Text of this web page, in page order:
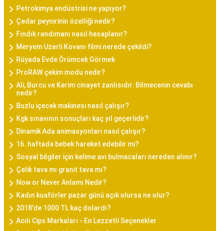
Petrokimya endüstrisi ne yapıyor?
Çedar peynirinin özelliği nedir?
Fındık randımanı nasıl hesaplanır?
Meryem Uzerli Kovanı filmi nerede çekildi?
Rüyada Evde Örümcek Görmek
ProRAW çekim modu nedir?
Ali, Burcu ve Kerim cinayet zanlısıdır. Bilmecenin cevabı
nedir?
Buzlu içecek makinesi nasıl çalışır?
Kgk sınavının sonuçları kaç yıl geçerlidir?
Dinamik Ada animasyonları nasıl çalışır?
16. haftada bebek hareket edebilir mi?
Sosyal bilgiler için kelime avı bulmacaları nereden alınır?
Çelik tava mı granit tava mı?
Now or Never Anlamı Nedir?
Kadın kuaförler pazar günü açık olursa ne olur?
2018'de 1000 TL kaç dolardı?
Acılı Cips Markaları - En Lezzetli Seçenekler